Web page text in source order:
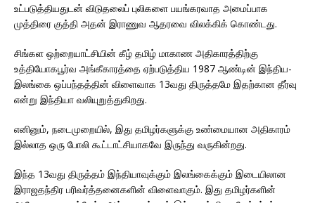
உட்படுத்தியதுடன் விடுதலைப் புலிகளை பயங்கரவாத அமைப்பாக
முத்திரை குத்தி அதன் இராணுவ ஆதரவை விலக்கிக் கொண்டது.
சிங்கள ஒற்றையாட்சியின் கீழ் தமிழ் மாகாண அதிகாரத்திற்கு
உத்தியோகபூர்வ அங்கீகாரத்தை ஏற்படுத்திய 1987 ஆண்டின் இந்திய-
இலங்கை ஒப்பந்தத்தின் விளைவாக 13வது திருத்தமே இதற்கான தீர்வு
என்று இந்தியா வலியுறுத்துகிறது.
எனினும், நடைமுறையில், இது தமிழர்களுக்கு உண்மையான அதிகாரம்
இல்லாத ஒரு போலி கூட்டாட்சியாகவே இருந்து வருகின்றது.
இந்த 13வது திருத்தம் இந்தியாவுக்கும் இலங்கைக்கும் இடையிலான
இராஜதந்திர பரிவர்த்தனைகளின் விளைவாகும். இது தமிழர்களின்